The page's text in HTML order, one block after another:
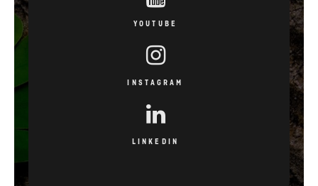
INSTAGRAM
LINKEDIN